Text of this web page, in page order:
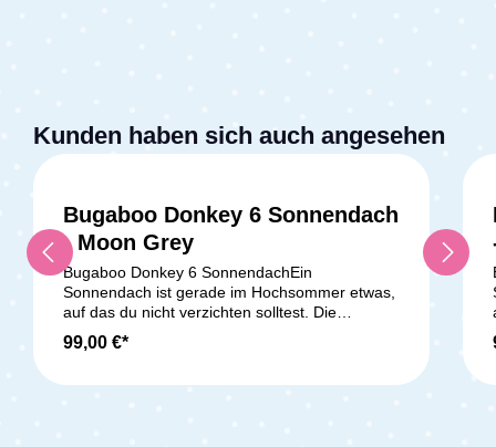
Kunden haben sich auch angesehen
Bugaboo Donkey 6 Sonnendach
- Moon Grey
Bugaboo Donkey 6 SonnendachEin
Sonnendach ist gerade im Hochsommer etwas,
auf das du nicht verzichten solltest. Die
Sonneneinstrahlung kann die Haut deines
Babys stark schädigen. Das Sonnendach für
99,00 €*